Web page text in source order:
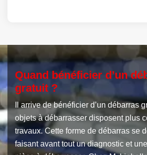
Quand bénéficier d’un
gratuit ?
Il arrive de bénéficier d’un débarras
objets à débarrasser disposent plus
travaux. Cette forme de débarras se
faisant avant tout un diagnostic et